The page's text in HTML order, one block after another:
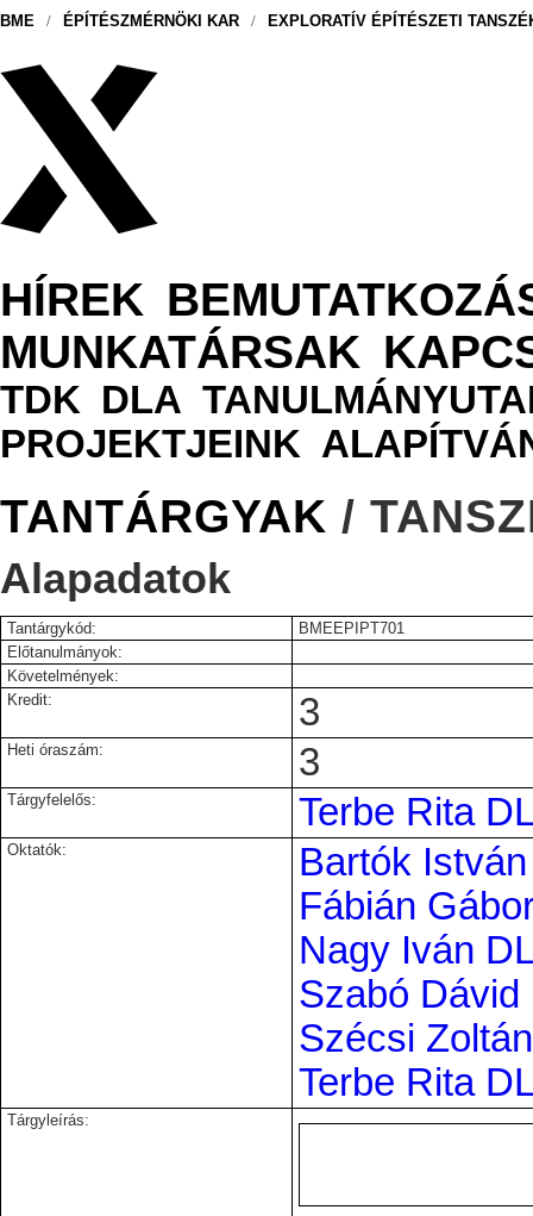
BME / ÉPÍTÉSZMÉRNÖKI KAR / EXPLORATÍV ÉPÍTÉSZETI
HÍREK
MUNKATÁRSAK
TDK DLA
PROJEKTJEINK
TANTÁRGYAK /
Alapadatok
Tantárgykód:
BMEEPIPT701
Előtanulmányok:
Követelmények:
Kredit:
3
Heti óraszám: 3
Tárgyfelelős: Terbe Rita
Oktatók:
Bartók
Fábián
Nagy Iván
Szabó Dávid
Szécsi
Terbe Rita
Tárgyleírás: